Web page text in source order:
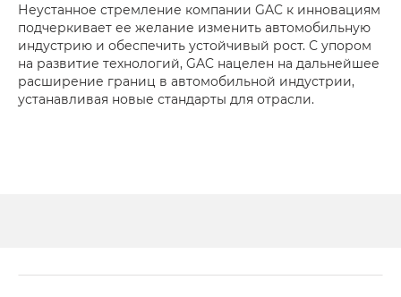
Неустанное стремление компании GAC к инновациям
подчеркивает ее желание изменить автомобильную
индустрию и обеспечить устойчивый рост. С упором
на развитие технологий, GAC нацелен на дальнейшее
расширение границ в автомобильной индустрии,
устанавливая новые стандарты для отрасли.